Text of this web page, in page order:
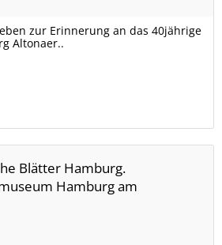
zur Erinnerung an das 40jährige
Altonaer..